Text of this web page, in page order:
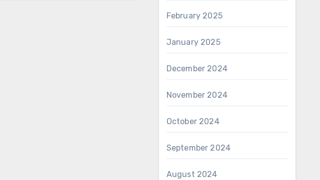
February 2025
January 2025
December 2024
November 2024
October 2024
September 2024
August 2024